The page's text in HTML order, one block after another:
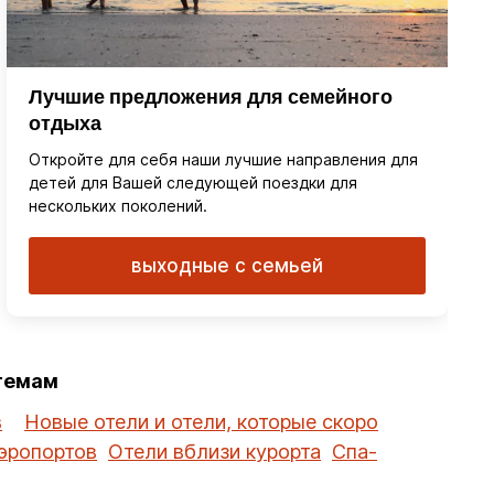
Лучшие предложения для семейного
отдыха
Откройте для себя наши лучшие направления для
детей для Вашей следующей поездки для
нескольких поколений.
выходные с семьей
Новые отели и отели, которые скоро
Отели вблизи курорта Спа-